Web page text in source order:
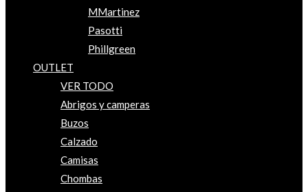
MMartinez
Pasotti
Phillgreen
OUTLET
VER TODO
Abrigos y camperas
Buzos
Calzado
Camisas
Chombas